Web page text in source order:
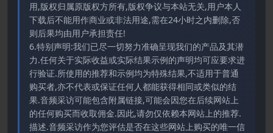
用,版权归属原版权方所有,版权争议与本站无关,用户本人
下载后不能用作商业或非法用途,需在24小时之内删除,否
则后果均由用户承担责任!
6.特别声明:我们已尽一切努力准确呈现我们的产品及其潜
力.任何关于实际收益或实际结果示例的声明均可应要求进
行验证.所使用的推荐和示例均为特殊结果,不适用于普通
购买者,亦不代表或保证任何人都能获得相同或类似的结
果.音频采访可能包含附属链接,可能会因您在后续网站上
的任何购买而收取佣金.因此,请勿仅依赖本网站上的推荐.
描述.音频采访作为您评估是否在这些网站上购买的唯一信